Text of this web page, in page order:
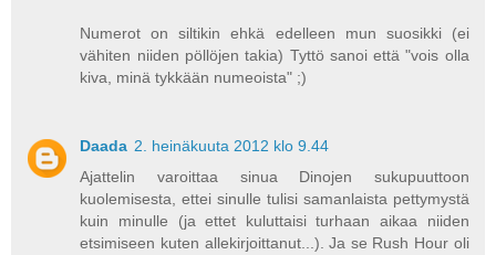
Numerot on siltikin ehkä edelleen mun suosikki (ei
vähiten niiden pöllöjen takia) Tyttö sanoi että "vois olla
kiva, minä tykkään numeoista" ;)
Daada 2. heinäkuuta 2012 klo 9.44
Ajattelin varoittaa sinua Dinojen sukupuuttoon
kuolemisesta, ettei sinulle tulisi samanlaista pettymystä
kuin minulle (ja ettet kuluttaisi turhaan aikaa niiden
etsimiseen kuten allekirjoittanut...). Ja se Rush Hour oli